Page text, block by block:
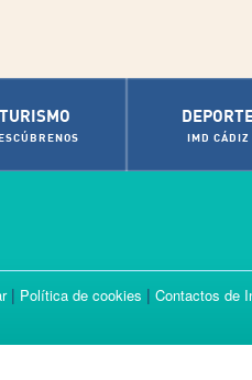
TURISMO
IMD CÁDIZ
| Política de cookies | Contactos de